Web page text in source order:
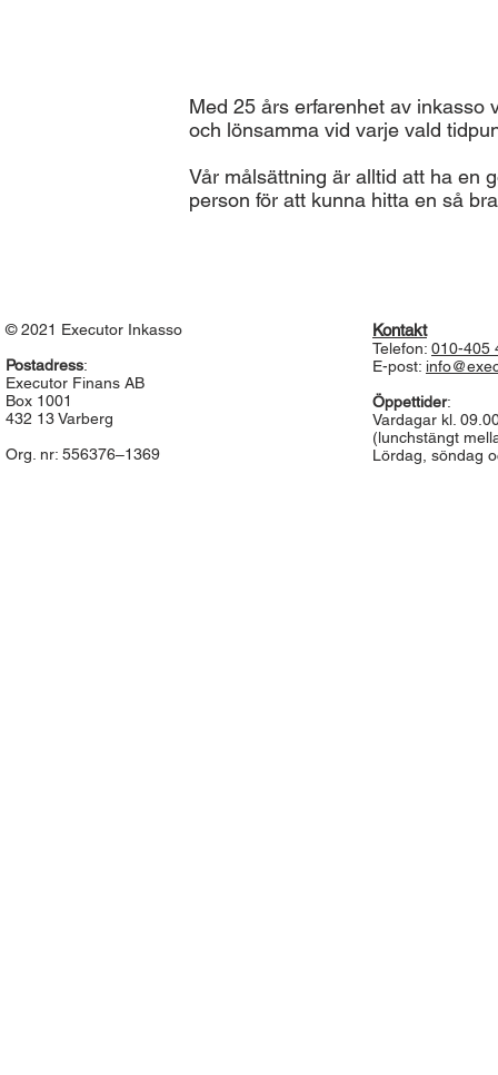
Med 25 års erfarenhet av inkasso
och lönsamma vid varje vald
Vår målsättning är alltid att ha en
person för att kunna hitta en så
© 2021 Executor Inkasso
Postadress:
Executor Finans AB
Box 1001
432 13 Varberg
Org. nr: 556376–1369
Kontakt
Telefon: 010-405
E-post:
Öppettider:
Vardagar kl.
(lunchstängt
Lördag, söndag